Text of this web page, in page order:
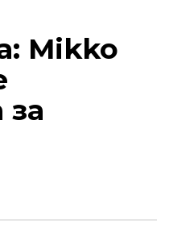
Mikko
за